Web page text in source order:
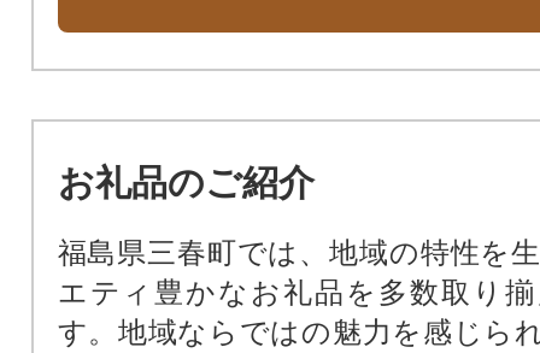
お礼品のご紹介
福島県三春町では、地域の特性を
エティ豊かなお礼品を多数取り
す。地域ならではの魅力を感じら